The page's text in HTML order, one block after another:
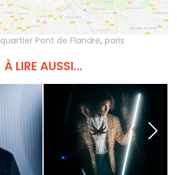
quartier Pont de Flandre, paris
À LIRE AUSSI...